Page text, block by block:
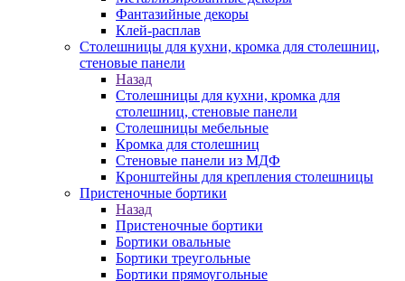
Фантазийные декоры
Клей-расплав
Столешницы для кухни, кромка для столешниц,
стеновые панели
Назад
Столешницы для кухни, кромка для
столешниц, стеновые панели
Столешницы мебельные
Кромка для столешниц
Стеновые панели из МДФ
Кронштейны для крепления столешницы
Пристеночные бортики
Назад
Пристеночные бортики
Бортики овальные
Бортики треугольные
Бортики прямоугольные